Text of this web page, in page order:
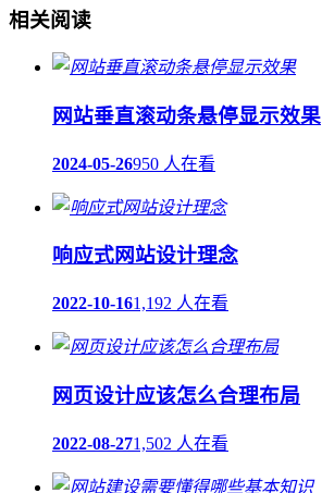
相关阅读
网站垂直滚动条悬停显示效果
2024-05-26950 人在看
响应式网站设计理念
2022-10-161,192 人在看
网页设计应该怎么合理布局
2022-08-271,502 人在看